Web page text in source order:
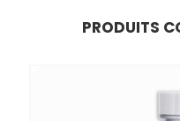
PRODUITS